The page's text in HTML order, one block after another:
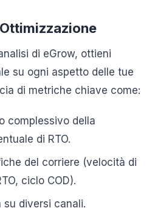
di eGrow, ottieni
su ogni aspetto delle tue
di metriche chiave come:
complessivo della
di RTO.
del corriere (velocità di
ciclo COD).
su diversi canali.